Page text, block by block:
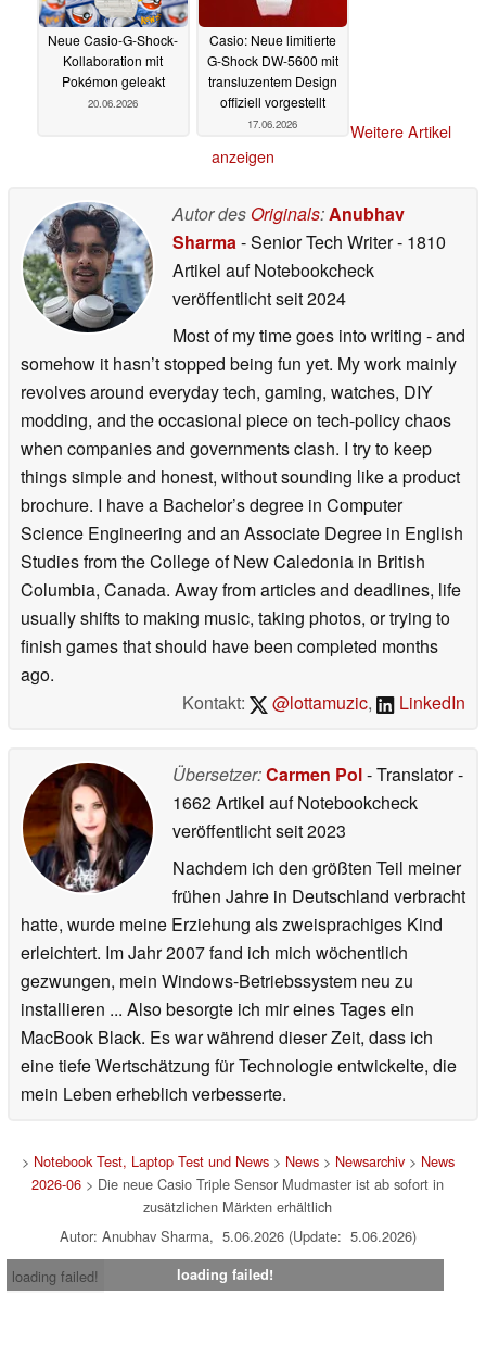
Neue Casio-G-Shock-
Kollaboration mit
Pokémon geleakt
20.06.2026
Casio: Neue limitierte
G-Shock DW-5600 mit
transluzentem Design
offiziell vorgestellt
17.06.2026
Weitere Artikel
anzeigen
Autor des Originals:Anubhav
Sharma- Senior Tech Writer- 1810
Artikel auf Notebookcheck
veröffentlichtseit 2024
Most of my time goes into writing - and
somehow it hasn’t stopped being fun yet. My work mainly
revolves around everyday tech, gaming, watches, DIY
modding, and the occasional piece on tech-policy chaos
when companies and governments clash. I try to keep
things simple and honest, without sounding like a product
brochure. I have a Bachelor’s degree in Computer
Science Engineering and an Associate Degree in English
Studies from the College of New Caledonia in British
Columbia, Canada. Away from articles and deadlines, life
usually shifts to making music, taking photos, or trying to
finish games that should have been completed months
ago.
Kontakt:
@lottamuzic, LinkedIn
Übersetzer:Carmen Pol- Translator-
1662 Artikel auf Notebookcheck
veröffentlichtseit 2023
Nachdem ich den größten Teil meiner
frühen Jahre in Deutschland verbracht
hatte, wurde meine Erziehung als zweisprachiges Kind
erleichtert. Im Jahr 2007 fand ich mich wöchentlich
gezwungen, mein Windows-Betriebssystem neu zu
installieren ... Also besorgte ich mir eines Tages ein
MacBook Black. Es war während dieser Zeit, dass ich
eine tiefe Wertschätzung für Technologie entwickelte, die
mein Leben erheblich verbesserte.
> Notebook Test, Laptop Test und News> News> Newsarchiv> News
2026-06 > Die neue Casio Triple Sensor Mudmaster ist ab sofort in
zusätzlichen Märkten erhältlich
Autor: Anubhav Sharma, 5.06.2026 (Update: 5.06.2026)
loading failed!
loading failed!